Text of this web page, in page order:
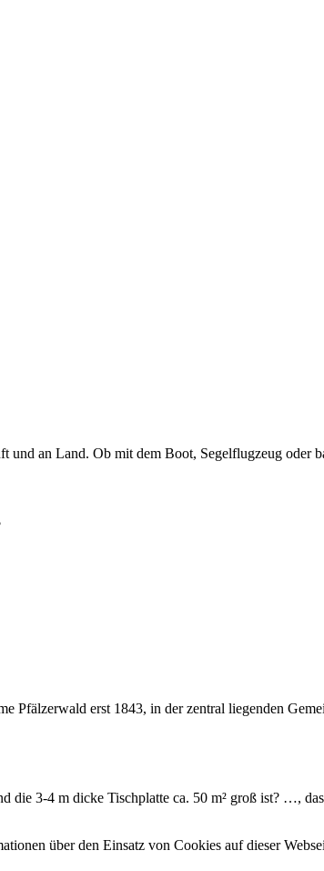
und an Land. Ob mit dem Boot, Segelflugzeug oder
Pfälzerwald erst 1843, in der zentral liegenden
die 3-4 m dicke Tischplatte ca. 50 m² groß ist? …,
über den Einsatz von Cookies auf dieser